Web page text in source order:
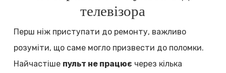
телевізора
Перш ніж приступати до ремонту, важливо
розуміти, що саме могло призвести до поломки.
Найчастіше пульт не працює через кілька